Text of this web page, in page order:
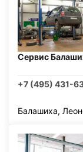
Сервис
+7 (495) 431-
Балашиха,